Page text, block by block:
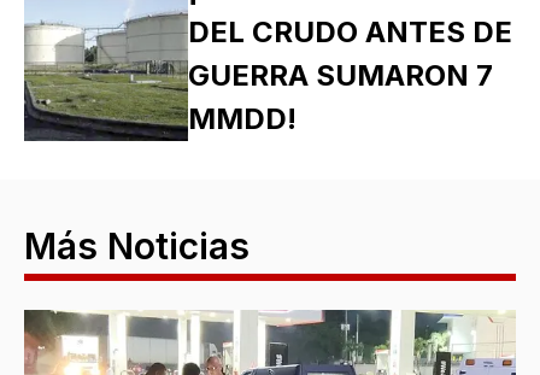
DEL CRUDO ANTES DE
GUERRA SUMARON 7
MMDD!
Más Noticias